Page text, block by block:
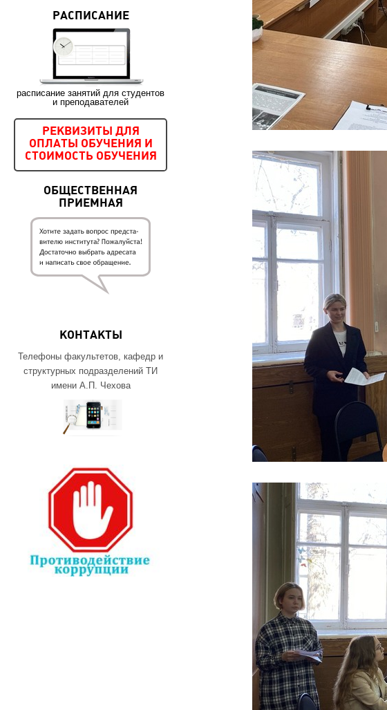
РАСПИСАНИЕ
расписание занятий для студентов
и преподавателей
РЕКВИЗИТЫ ДЛЯ
ОПЛАТЫ ОБУЧЕНИЯ И
СТОИМОСТЬ ОБУЧЕНИЯ
ОБЩЕСТВЕННАЯ
ПРИЕМНАЯ
КОНТАКТЫ
Телефоны факультетов, кафедр и
структурных подразделений ТИ
имени А.П. Чехова